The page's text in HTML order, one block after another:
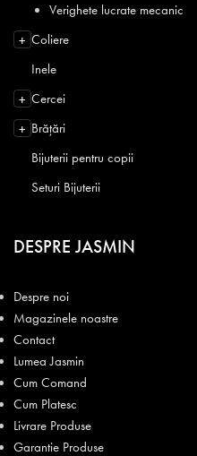
Verighete lucrate mecanic
+ Coliere
Inele
+ Cercei
+ Brățări
Bijuterii pentru copii
Seturi Bijuterii
DESPRE JASMIN
Despre noi
Magazinele noastre
Contact
Lumea Jasmin
Cum Comand
Cum Platesc
Livrare Produse
Garantie Produse